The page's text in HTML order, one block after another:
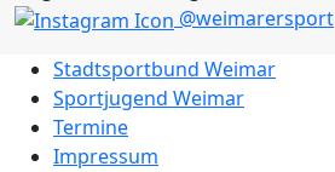
@weimarersport
Stadtsportbund Weimar
Sportjugend Weimar
Termine
Impressum